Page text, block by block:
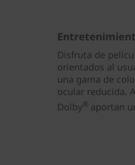
Disfruta de
orientados al
una gama de
ocular reducida.
Dolby® aportan